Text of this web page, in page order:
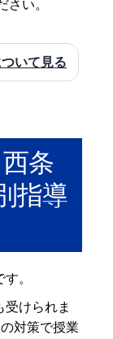
さい。
いて見る
条
指導
。
けられま
対策で授業